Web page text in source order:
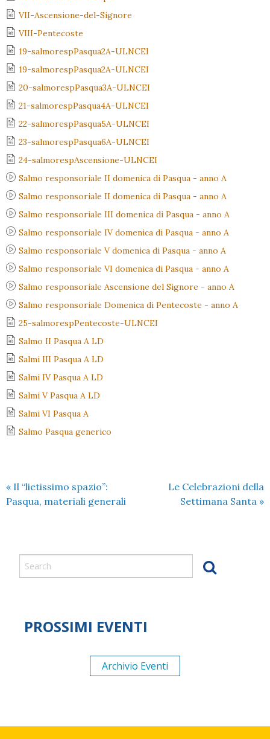
VII-Ascensione-del-Signore
VIII-Pentecoste
19-salmorespPasqua2A-ULNCEI
19-salmorespPasqua2A-ULNCEI
20-salmorespPasqua3A-ULNCEI
21-salmorespPasqua4A-ULNCEI
22-salmorespPasqua5A-ULNCEI
23-salmorespPasqua6A-ULNCEI
24-salmorespAscensione-ULNCEI
Salmo responsoriale II domenica di Pasqua - anno A
Salmo responsoriale II domenica di Pasqua - anno A
Salmo responsoriale III domenica di Pasqua - anno A
Salmo responsoriale IV domenica di Pasqua - anno A
Salmo responsoriale V domenica di Pasqua - anno A
Salmo responsoriale VI domenica di Pasqua - anno A
Salmo responsoriale Ascensione del Signore - anno A
Salmo responsoriale Domenica di Pentecoste - anno A
25-salmorespPentecoste-ULNCEI
Salmo II Pasqua A LD
Salmi III Pasqua A LD
Salmi IV Pasqua A LD
Salmi V Pasqua A LD
Salmi VI Pasqua A
Salmo Pasqua generico
« Il “lietissimo spazio”:
Pasqua, materiali generali
Le Celebrazioni della
Settimana Santa »
PROSSIMI EVENTI
Archivio Eventi